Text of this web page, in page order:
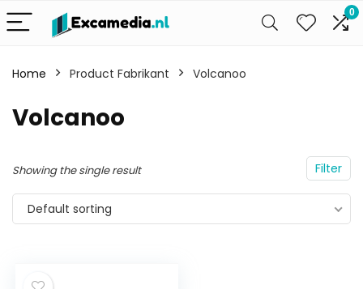
0
Home Product Fabrikant Volcanoo
Volcanoo
Filter
Showing the single result
Default sorting